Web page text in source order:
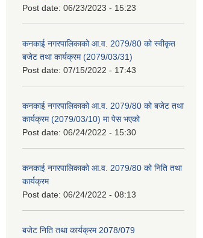
Post date: 06/23/2023 - 15:23
कनकाई नगरपालिकाको आ.व. 2079/80 को स्वीकृत
बजेट तथा कार्यक्रम (2079/03/31)
Post date: 07/15/2022 - 17:43
कनकाई नगरपालिकाको आ.व. 2079/80 को बजेट तथा
कार्यक्रम (2079/03/10) मा पेस भएको
Post date: 06/24/2022 - 15:30
कनकाई नगरपालिकाको आ.व. 2079/80 को निति तथा
कार्यक्रम
Post date: 06/24/2022 - 08:13
बजेट निति तथा कार्यक्रम 2078/079